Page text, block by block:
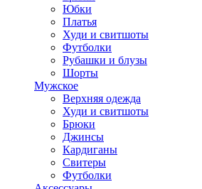
Юбки
Платья
Худи и свитшоты
Футболки
Рубашки и блузы
Шорты
Мужское
Верхняя одежда
Худи и свитшоты
Брюки
Джинсы
Кардиганы
Свитеры
Футболки